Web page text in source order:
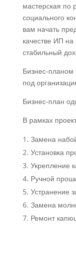
мастерская по
социального
вам начать
качестве ИП
стабильный
Бизнес-
под
Бизнес-план
В рамках
Замена
Установка
Укрепление
Ручной
Устранение
Замена
Ремонт